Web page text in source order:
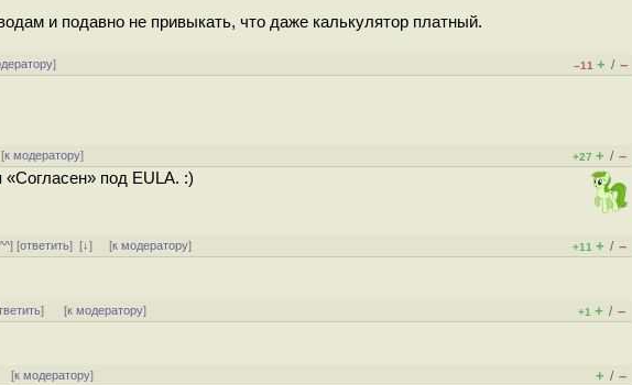
и подавно не привыкать, что даже калькулятор платный.
] –11 + / –
к модератору] +27 + / –
под EULA. :)
] [ответить][↓] [к модератору] +11 + / –
] [к модератору] +1 + / –
[к модератору] + / –